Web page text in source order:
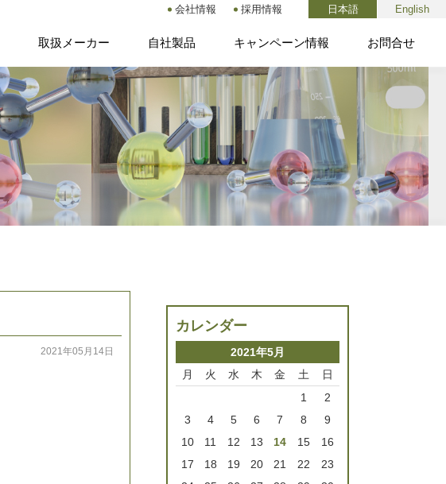
会社情報 採用情報 日本語 English
取扱メーカー 自社製品 キャンペーン情報 お問合せ
2021年05月14日
カレンダー
2021年5月
月
火 水 木 金 土 日
1
2
3
4 5 6 7 8
9
10
11 12 13 14 15
16
17
18 19 20 21 22
23